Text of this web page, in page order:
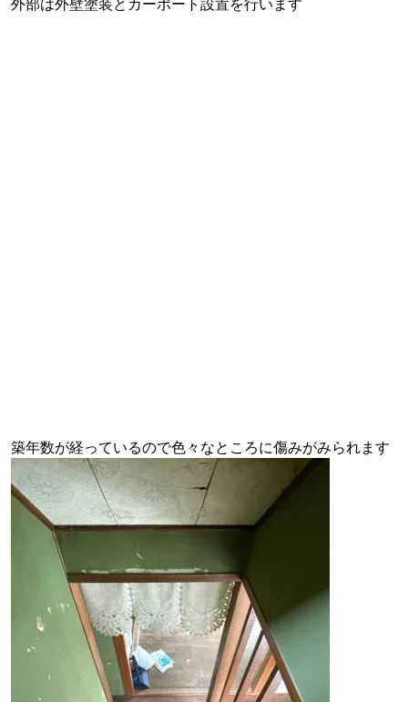
外部は外壁塗装とカーポート設置を行います
築年数が経っているので色々なところに傷みがみられます